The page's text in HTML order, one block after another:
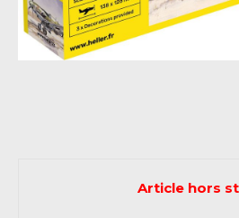
Article hors